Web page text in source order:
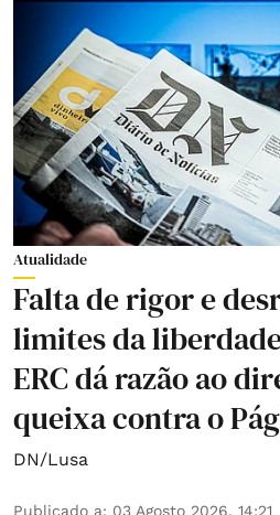
Atualidade
Falta de rigor e
limites da
ERC dá razão ao
queixa contra o
DN/Lusa
Publicado a: 03 Agosto 2026, 14:21